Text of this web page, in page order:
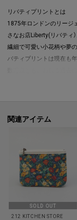
リバティプリントとは
1875年ロンドンのリージ
さなお店Liberty(リバティ）
繊細で可愛い小花柄や夢
バティプリントは現在も
から愛されているブラン
電子レンジ:--
オーブン:--
対応熱源:--
耐熱/耐冷温度:--
関連アイテム
SOLD OUT
212 KITCHEN STORE